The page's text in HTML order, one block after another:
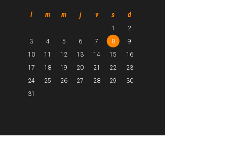
l m m j v s d
1
2
3
4 5 6 7 8
9
10
11 12 13 14 15
16
17
18 19 20 21 22
23
24
25 26 27 28 29
30
31